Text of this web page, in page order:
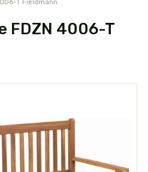
T Fieldmann
FDZN 4006-T